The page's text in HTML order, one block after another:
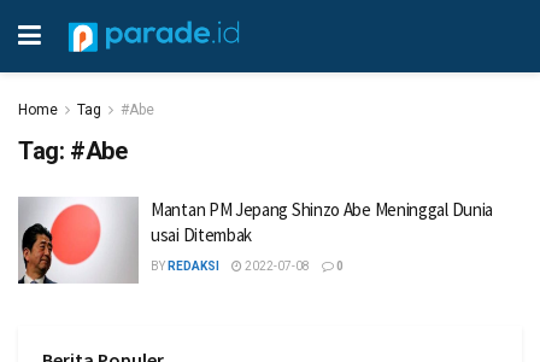
Home Tag #Abe
Tag: #Abe
Mantan PM Jepang Shinzo Abe Meninggal Dunia
usai Ditembak
BY REDAKSI 2022-07-08 0